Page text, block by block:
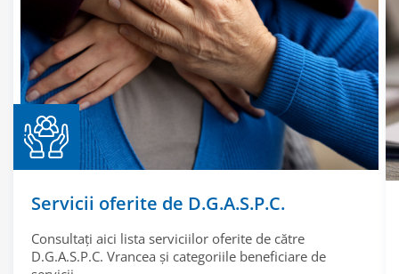
Servicii oferite de D.G.A.S.P.C.
Consultați aici lista serviciilor oferite de către
D.G.A.S.P.C. Vrancea și categoriile beneficiare de